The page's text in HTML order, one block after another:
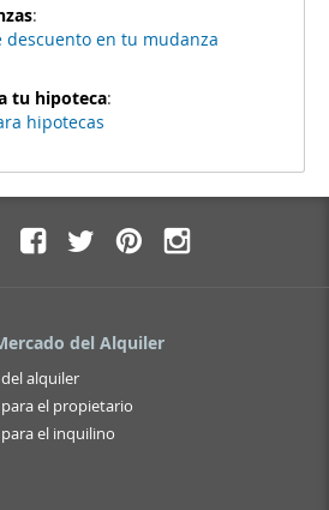
:
descuento en tu mudanza
tu hipoteca:
hipotecas
del Alquiler
alquiler
el propietario
el inquilino